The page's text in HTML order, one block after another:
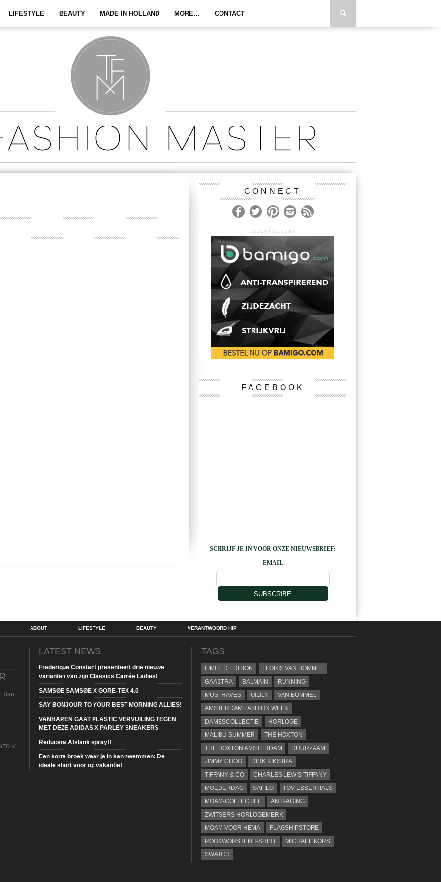
LIFESTYLE BEAUTY MADE IN HOLLAND MORE… CONTACT
CONNECT
ADVERTISEMENT
FACEBOOK
SCHRIJF JE IN VOOR ONZE NIEUWSBRIEF:
EMAIL
SUBSCRIBE
ABOUT LIFESTYLE BEAUTY VERANTWOORD HIP
dan
LATEST NEWS
Frederique Constant presenteert drie nieuwe
varianten van zijn Classics Carrée Ladies!
SAMSØE SAMSØE X GORE-TEX 4.0
SAY BONJOUR TO YOUR BEST MORNING ALLIES!
VANHAREN GAAT PLASTIC VERVUILING TEGEN
MET DEZE ADIDAS X PARLEY SNEAKERS
Reducera Afslank spray!!
Een korte broek waar je in kan zwemmen: De
ideale short voor op vakantie!
TAGS
LIMITED EDITION
FLORIS VAN BOMMEL
GAASTRA
BALMAIN
RUNNING
MUSTHAVES
OILILY
VAN BOMMEL
AMSTERDAM FASHION WEEK
DAMESCOLLECTIE
HORLOGE
MALIBU SUMMER
THE HOXTON
THE HOXTON AMSTERDAM
DUURZAAM
JIMMY CHOO
DIRK KIKSTRA
TIFFANY & CO
CHARLES LEWIS TIFFANY
MOEDERDAG
SAFILO
TOV ESSENTIALS
MOAM-COLLECTIEF
ANTI-AGING
ZWITSERS HORLOGEMERK
MOAM VOOR HEMA
FLAGSHIPSTORE
ROOKWORSTEN T-SHIRT
MICHAEL KORS
SWATCH